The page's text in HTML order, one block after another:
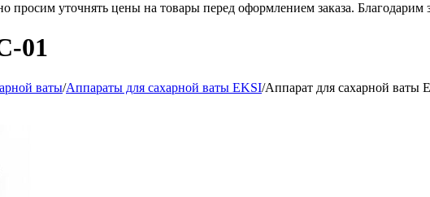
просим уточнять цены на товары перед оформлением заказа. Благодарим
01
ваты/Аппараты для сахарной ваты EKSI/Аппарат для сахарной ваты